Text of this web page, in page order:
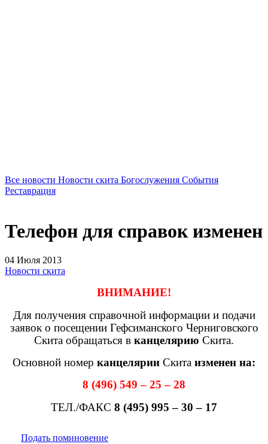
Все новости Новости скита Богослужения События
Реставрация
Телефон для справок изменен
04 Июля 2013
Новости скита
ВНИМАНИЕ!
Для получения справочной информации и подачи
заявок о посещении Гефсиманского Черниговского
Скита обращаться в канцелярию Скита.
Основной номер канцелярии Скита изменен на:
8 (496) 549 – 25 – 28
ТЕЛ./ФАКС 8 (495) 995 – 30 – 17
Подать поминовение